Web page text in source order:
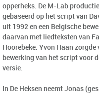
opperheks. De M-Lab
gebaseerd op het script van
uit 1992 en een Belgische
daarvan met liedteksten van
Hoorebeke. Yvon Haan zorgde
bewerking van het script voor
versie.
In De Heksen neemt Jonas